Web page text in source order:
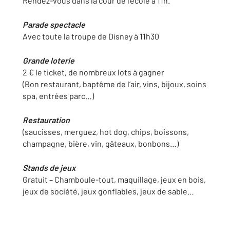
Parade spectacle
Avec toute la troupe de Disney à 11h30
Grande loterie
2 € le ticket, de nombreux lots à gagner
(Bon restaurant, baptême de l’air, vins, bijoux, soins
spa, entrées parc…)
Restauration
(saucisses, merguez, hot dog, chips, boissons,
champagne, bière, vin, gâteaux, bonbons…)
Stands de jeux
Gratuit – Chamboule-tout, maquillage, jeux en bois,
jeux de société, jeux gonflables, jeux de sable…